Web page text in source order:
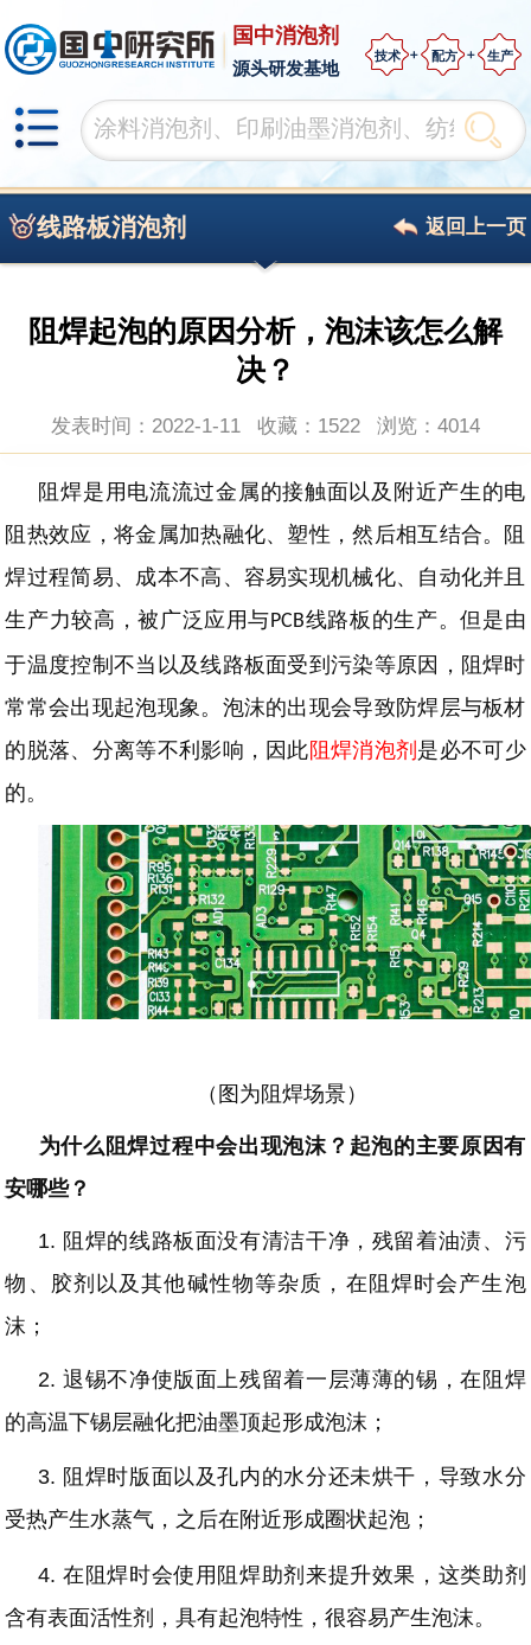
国中消泡剂
源头研发基地
技术 配方 生产
线路板消泡剂 返回上一页
阻焊起泡的原因分析，泡沫该怎么解
决？
发表时间：2022-1-11 收藏：1522 浏览： 4014
阻焊是用电流流过金属的接触面以及附近产生的电
阻热效应，将金属加热融化、塑性，然后相互结合。阻
焊过程简易、成本不高、容易实现机械化、自动化并且
生产力较高，被广泛应用与PCB线路板的生产。但是由
于温度控制不当以及线路板面受到污染等原因，阻焊时
常常会出现起泡现象。泡沫的出现会导致防焊层与板材
的脱落、分离等不利影响，因此 阻焊消泡剂 是必不可少
的。
（图为阻焊场景）
为什么阻焊过程中会出现泡沫？起泡的主要原因有
安哪些？
1. 阻焊的线路板面没有清洁干净，残留着油渍、污
物、胶剂以及其他碱性物等杂质，在阻焊时会产生泡
沫；
2. 退锡不净使版面上残留着一层薄薄的锡，在阻焊
的高温下锡层融化把油墨顶起形成泡沫；
3. 阻焊时版面以及孔内的水分还未烘干，导致水分
受热产生水蒸气，之后在附近形成圈状起泡；
4. 在阻焊时会使用阻焊助剂来提升效果，这类助剂
含有表面活性剂，具有起泡特性，很容易产生泡沫。